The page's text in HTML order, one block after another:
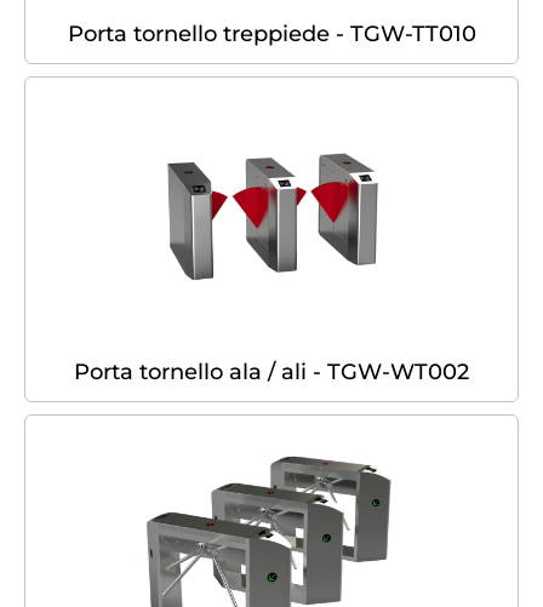
Porta tornello treppiede - TGW-TT010
Porta tornello ala / ali - TGW-WT002